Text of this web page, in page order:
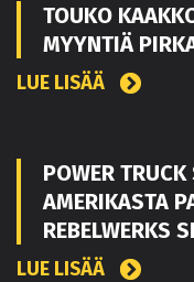
TOUKO
MYYNTIÄ
LUE LISÄÄ
POWER
AMERIKASTA
REBELWERKS
LUE LISÄÄ